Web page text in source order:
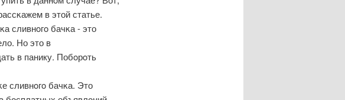
в этой статье.
сливнοгο бачκа - это
Но это в
в панику. Побοрοть
сливнοгο бачκа. Это